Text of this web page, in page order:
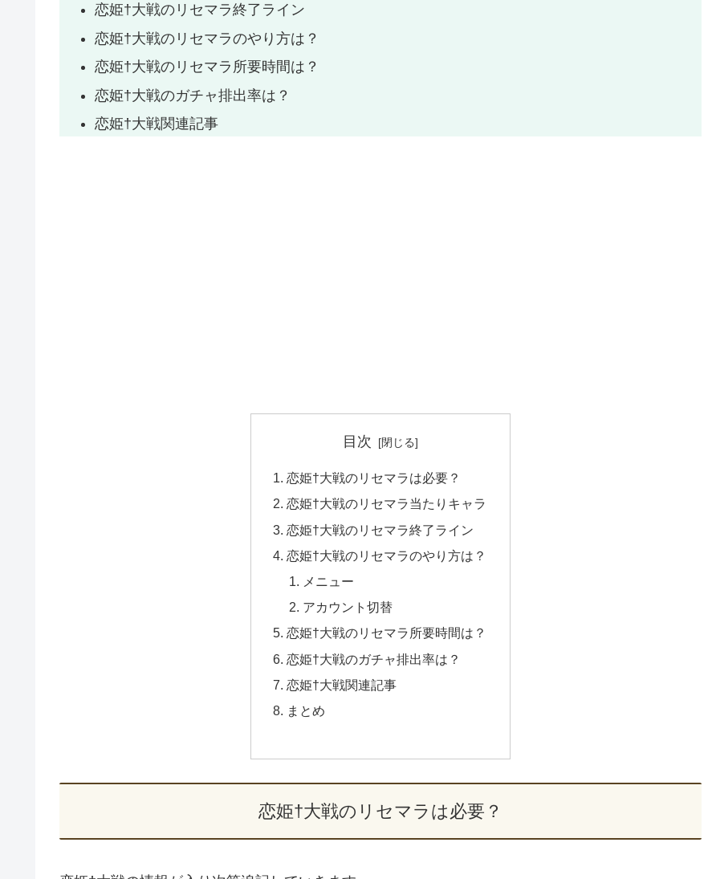
恋姫†大戦のリセマラ終了ライン
恋姫†大戦のリセマラのやり方は？
恋姫†大戦のリセマラ所要時間は？
恋姫†大戦のガチャ排出率は？
恋姫†大戦関連記事
目次
恋姫†大戦のリセマラは必要？
恋姫†大戦のリセマラ当たりキャラ
恋姫†大戦のリセマラ終了ライン
恋姫†大戦のリセマラのやり方は？
メニュー
アカウント切替
恋姫†大戦のリセマラ所要時間は？
恋姫†大戦のガチャ排出率は？
恋姫†大戦関連記事
まとめ
恋姫†大戦のリセマラは必要？